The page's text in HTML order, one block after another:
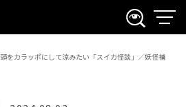
頭をカラッポにして涼みたい「スイカ怪談」／妖怪補